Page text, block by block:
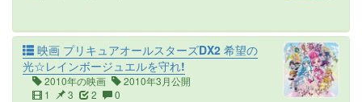
映画 プリキュアオールスターズDX2 希望の
光☆レインボージュエルを守れ!
2010年の映画
2010年3月公開
1
3 2 0